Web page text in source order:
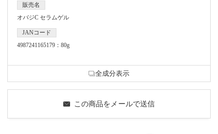
販売名
オバジC セラムゲル
JANコード
4987241165179：80g
全成分表示
この商品をメールで送信